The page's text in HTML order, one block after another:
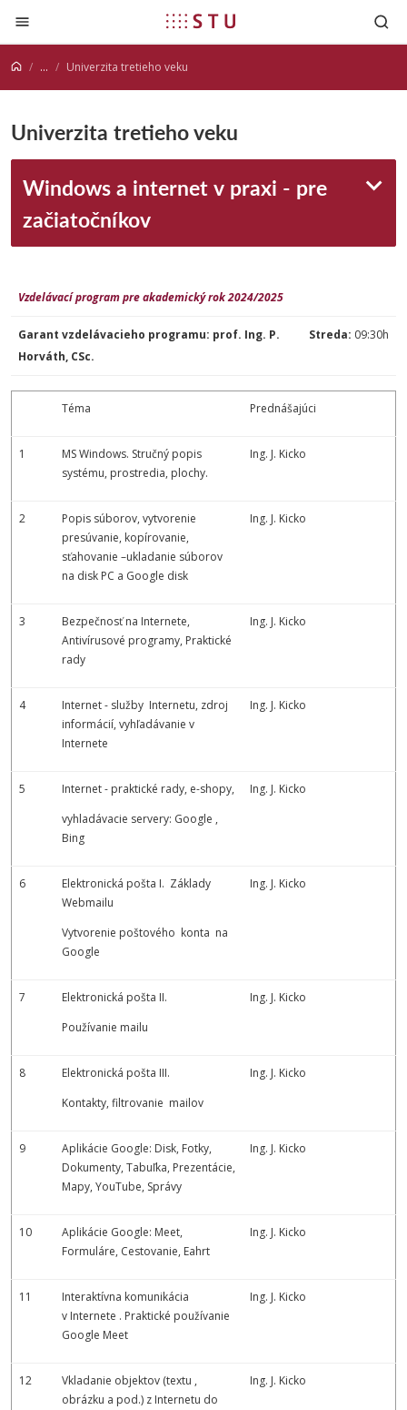
Prejsť na obsah
... Univerzita tretieho veku
Univerzita tretieho veku
Windows a internet v praxi - pre
začiatočníkov
Vzdelávací program pre akademický rok 2024/2025
Garant vzdelávacieho programu: prof. Ing. P.
Horváth, CSc.
Streda: 09:30h
Téma Prednášajúci
1
MS Windows. Stručný popis
systému, prostredia, plochy.
Ing. J. Kicko
2
Popis súborov, vytvorenie
presúvanie, kopírovanie,
sťahovanie –ukladanie súborov
na disk PC a Google disk
Ing. J. Kicko
3
Bezpečnosť na Internete,
Antivírusové programy, Praktické
rady
Ing. J. Kicko
4
Internet - služby Internetu, zdroj
informácií, vyhľadávanie v
Internete
Ing. J. Kicko
5
Internet - praktické rady, e-shopy,
vyhladávacie servery: Google ,
Bing
Ing. J. Kicko
6
Elektronická pošta I. Základy
Webmailu
Vytvorenie poštového konta na
Google
Ing. J. Kicko
7
Elektronická pošta II.
Používanie mailu
Ing. J. Kicko
8
Elektronická pošta III.
Kontakty, filtrovanie mailov
Ing. J. Kicko
9
Aplikácie Google: Disk, Fotky,
Dokumenty, Tabuľka, Prezentácie,
Mapy, YouTube, Správy
Ing. J. Kicko
10
Aplikácie Google: Meet,
Formuláre, Cestovanie, Eahrt
Ing. J. Kicko
11
Interaktívna komunikácia
v Internete . Praktické používanie
Google Meet
Ing. J. Kicko
12
Vkladanie objektov (textu ,
obrázku a pod.) z Internetu do
Ing. J. Kicko